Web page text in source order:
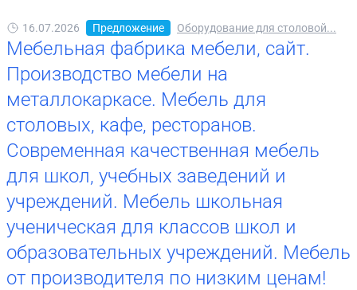
16.07.2026 Предложение Оборудование для столовой...
Мебельная фабрика мебели, сайт.
Производство мебели на
металлокаркасе. Мебель для
столовых, кафе, ресторанов.
Современная качественная мебель
для школ, учебных заведений и
учреждений. Мебель школьная
ученическая для классов школ и
образовательных учреждений. Мебель
от производителя по низким ценам!